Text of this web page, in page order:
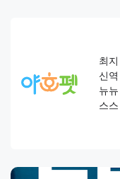
최
신
뉴
스
지
역
뉴
스